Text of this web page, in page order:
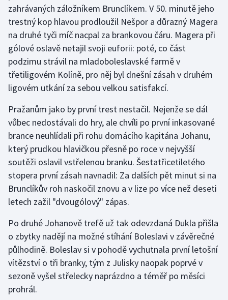
Stolní tenis
Triatlon
Veslování
Vodní slalom
Volejbal
zahrávaných záložníkem Brunclíkem. V 50. minutě jeho
trestný kop hlavou prodloužil Nešpor a důrazný Magera
na druhé tyči míč nacpal za brankovou čáru. Magera při
gólové oslavě netajil svoji euforii: poté, co část
podzimu strávil na mladoboleslavské farmě v
třetiligovém Kolíně, pro něj byl dnešní zásah v druhém
ligovém utkání za sebou velkou satisfakcí.
Pražanům jako by první trest nestačil. Nejenže se dál
vůbec nedostávali do hry, ale chvíli po první inkasované
brance neuhlídali při rohu domácího kapitána Johanu,
který prudkou hlavičkou přesně po roce v nejvyšší
soutěži oslavil vstřelenou branku. Šestatřicetiletého
stopera první zásah navnadil: Za dalších pět minut si na
Brunclíkův roh naskočil znovu a v lize po více než deseti
letech zažil "dvougólový" zápas.
Po druhé Johanově trefě už tak odevzdaná Dukla přišla
o zbytky nadějí na možné stíhání Boleslavi v závěrečné
půlhodině. Boleslav si v pohodě vychutnala první letošní
vítězství o tři branky, tým z Julisky naopak poprvé v
sezoně vyšel střelecky naprázdno a téměř po měsíci
prohrál.